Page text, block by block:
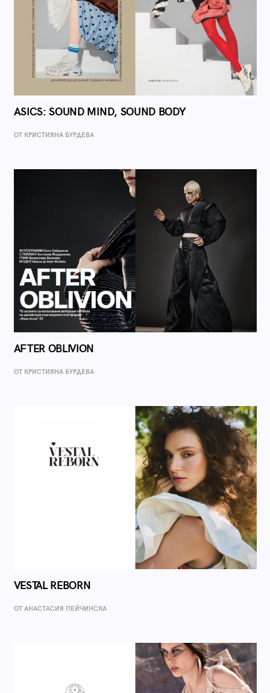
ASICS: SOUND MIND, SOUND BODY
ОТ КРИСТИЯНА БУРДЕВА
AFTER OBLIVION
ОТ КРИСТИЯНА БУРДЕВА
VESTAL REBORN
ОТ AНАСТАСИЯ ПЕЙЧИНСКА